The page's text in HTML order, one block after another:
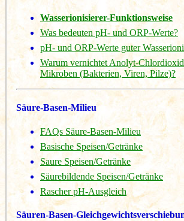
Wasserionisierer-Funktionsweise
Was bedeuten pH- und ORP-Werte?
pH- und ORP-Werte guter
Warum vernichtet Anolyt-
Mikroben (Bakterien, Viren, Pilze)?
Säure-Basen-Milieu
FAQs Säure-Basen-Milieu
Basische Speisen/Getränke
Saure Speisen/Getränke
Säurebildende Speisen/Getränke
Rascher pH-Ausgleich
Säuren-Basen-